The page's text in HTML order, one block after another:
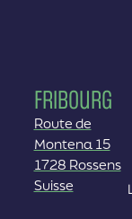
Fribourg
Route de
Montena 15
1728 Rossens
Suisse